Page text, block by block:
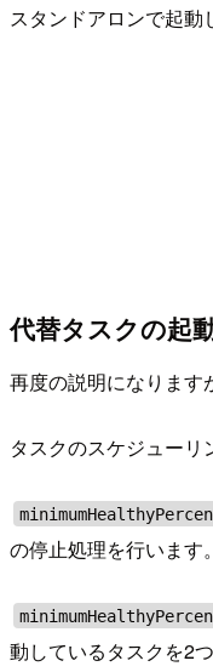
スタンドアロンで起動
代替タスクの起
再度の説明になります
タスクのスケジュー
の停止処理を行います。
動しているタスクを2